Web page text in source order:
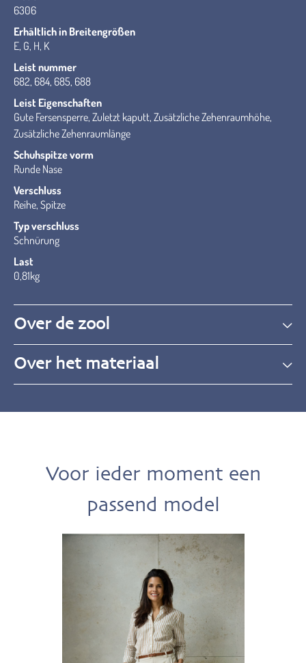
6306
Erhältlich in Breitengrößen
E, G, H, K
Leist nummer
682, 684, 685, 688
Leist Eigenschaften
Gute Fersensperre, Zuletzt kaputt, Zusätzliche Zehenraumhöhe,
Zusätzliche Zehenraumlänge
Schuhspitze vorm
Runde Nase
Verschluss
Reihe, Spitze
Typ verschluss
Schnürung
Last
0,81kg
Over de zool
Over het materiaal
Voor ieder moment een
passend model